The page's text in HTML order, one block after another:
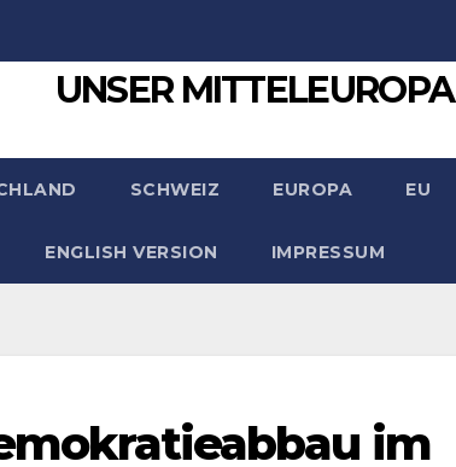
UNSER MITTELEUROPA
SCHWEIZ EUROPA EU
ENGLISH VERSION IMPRESSUM
im